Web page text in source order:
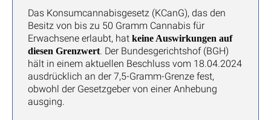
Das Konsumcannabisgesetz (KCanG), das den
Besitz von bis zu 50 Gramm Cannabis für
Erwachsene erlaubt, hat keine Auswirkungen auf
diesen Grenzwert. Der Bundesgerichtshof (BGH)
hält in einem aktuellen Beschluss vom 18.04.2024
ausdrücklich an der 7,5-Gramm-Grenze fest,
obwohl der Gesetzgeber von einer Anhebung
ausging.